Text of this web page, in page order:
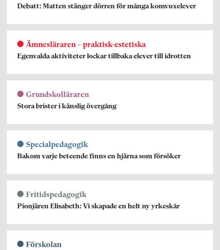
Debatt: Matten stänger dörren för många komvuxelever
Ämnesläraren – praktisk-estetiska
Egenvalda aktiviteter lockar tillbaka elever till idrotten
Grundskolläraren
Stora brister i känslig övergång
Specialpedagogik
Bakom varje beteende finns en hjärna som försöker
Fritidspedagogik
Pionjären Elisabeth: Vi skapade en helt ny yrkeskår
Förskolan